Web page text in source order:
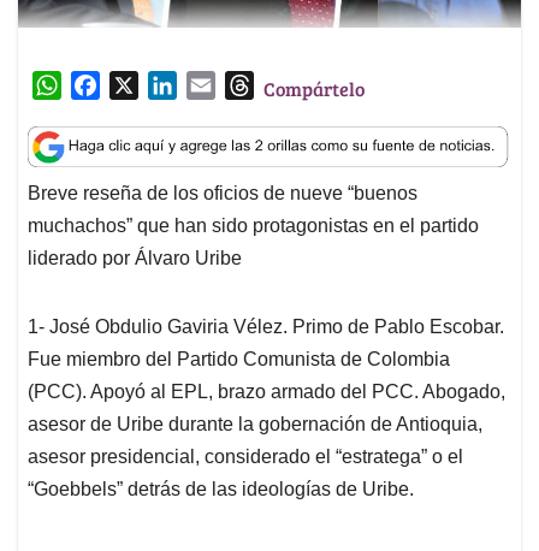
W
a
t
s
A
p
c
e
b
o
o
n
k
e
d
I
a
i
l
T
r
e
a
d
Compártelo
Breve reseña de los oficios de nueve “buenos
muchachos” que han sido protagonistas en el partido
liderado por Álvaro Uribe
1- José Obdulio Gaviria Vélez. Primo de Pablo Escobar.
Fue miembro del Partido Comunista de Colombia
(PCC). Apoyó al EPL, brazo armado del PCC. Abogado,
asesor de Uribe durante la gobernación de Antioquia,
asesor presidencial, considerado el “estratega” o el
“Goebbels” detrás de las ideologías de Uribe.